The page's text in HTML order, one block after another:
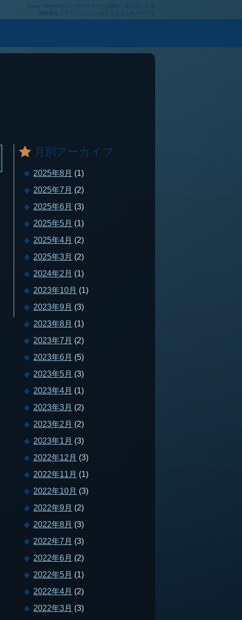
Azure Mariner(アズールマリナー) は愛知・名古屋にある
補給艦をイメージしたコンセプトカフェ＆バーです
月別アーカイブ
2025年8月 (1)
2025年7月 (2)
2025年6月 (3)
2025年5月 (1)
2025年4月 (2)
2025年3月 (2)
2024年2月 (1)
2023年10月 (1)
2023年9月 (3)
2023年8月 (1)
2023年7月 (2)
2023年6月 (5)
2023年5月 (3)
2023年4月 (1)
2023年3月 (2)
2023年2月 (2)
2023年1月 (3)
2022年12月 (3)
2022年11月 (1)
2022年10月 (3)
2022年9月 (2)
2022年8月 (3)
2022年7月 (3)
2022年6月 (2)
2022年5月 (1)
2022年4月 (2)
2022年3月 (3)